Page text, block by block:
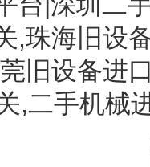
,珠海旧设
旧设备进
,二手机械